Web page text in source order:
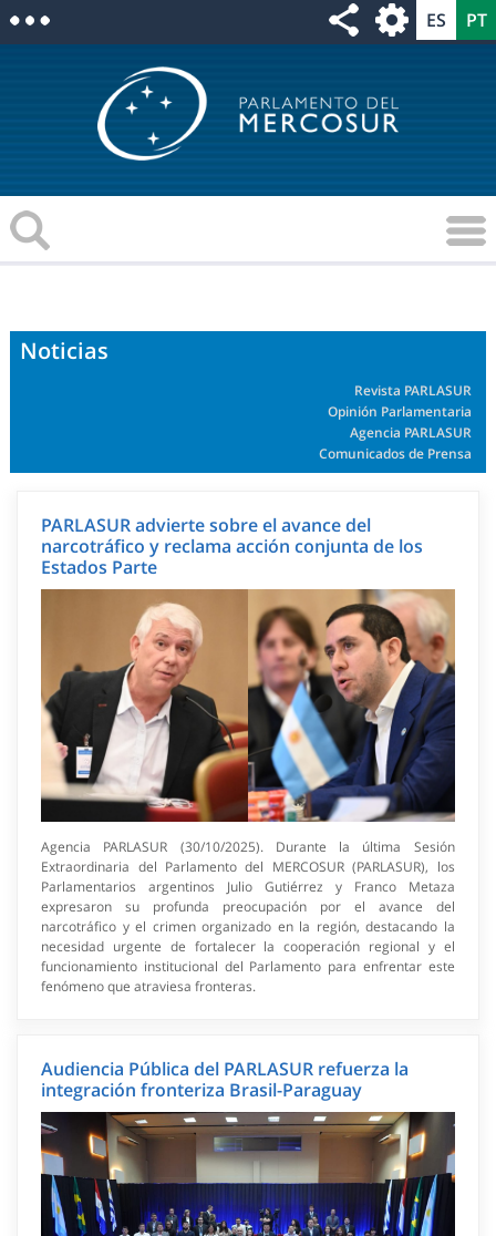
Noticias
Revista PARLASUR
Opinión Parlamentaria
Agencia PARLASUR
Comunicados de Prensa
PARLASUR advierte sobre el avance del
narcotráfico y reclama acción conjunta de los
Estados Parte
Agencia PARLASUR (30/10/2025). Durante la última Sesión
Extraordinaria del Parlamento del MERCOSUR (PARLASUR), los
Parlamentarios argentinos Julio Gutiérrez y Franco Metaza
expresaron su profunda preocupación por el avance del
narcotráfico y el crimen organizado en la región, destacando la
necesidad urgente de fortalecer la cooperación regional y el
funcionamiento institucional del Parlamento para enfrentar este
fenómeno que atraviesa fronteras.
Audiencia Pública del PARLASUR refuerza la
integración fronteriza Brasil-Paraguay